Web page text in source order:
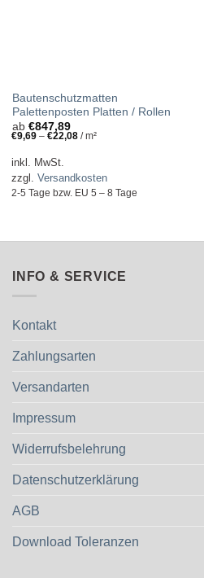
Bautenschutzmatten
Palettenposten Platten / Rollen
ab €847,89
€9,69– €22,08/m²
inkl. MwSt.
zzgl. Versandkosten
2-5 Tage bzw. EU 5 – 8 Tage
INFO & SERVICE
Kontakt
Zahlungsarten
Versandarten
Impressum
Widerrufsbelehrung
Datenschutzerklärung
AGB
Download Toleranzen